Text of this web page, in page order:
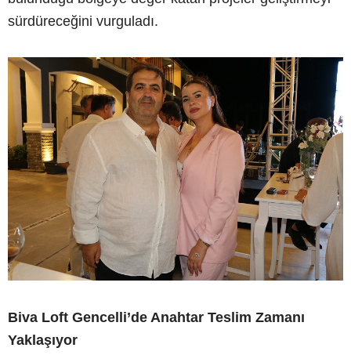
sürdüreceğini vurguladı.
Biva Loft Gencelli’de Anahtar Teslim Zamanı
Yaklaşıyor